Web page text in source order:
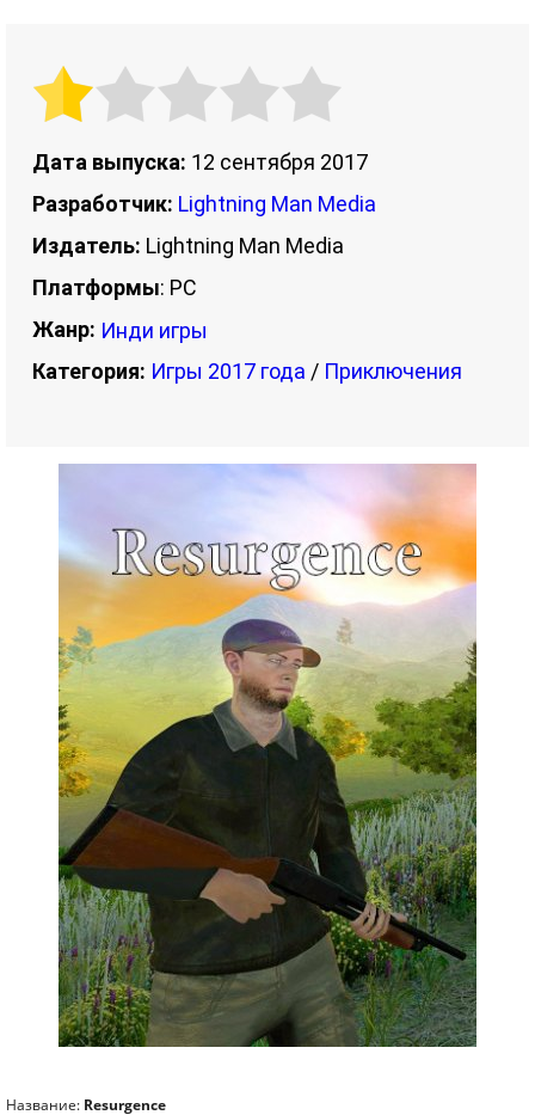
Дата выпуска: 12 сентября 2017
Разработчик: Lightning Man Media
Издатель: Lightning Man Media
Платформы: PC
Жанр: Инди игры
Категория: Игры 2017 года / Приключения
Название: Resurgence